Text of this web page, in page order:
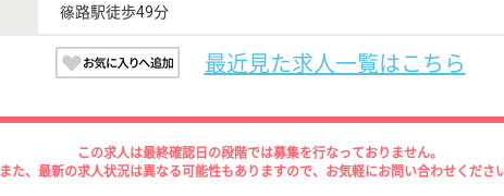
篠路駅徒歩49分
最近見た求人一覧はこちら
この求人は最終確認日の段階では募集を行なっておりません。
また、最新の求人状況は異なる可能性もありますので、お気軽にお問い合わせくださ